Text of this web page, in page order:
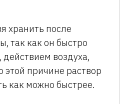
хранить после
так как он быстро
действием воздуха,
этой причине раствор
как можно быстрее.